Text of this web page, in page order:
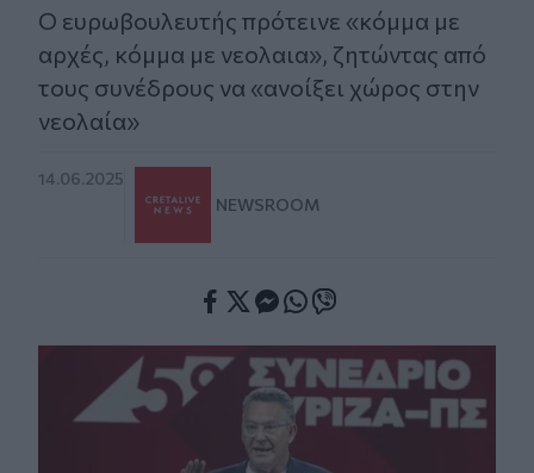
Ο ευρωβουλευτής πρότεινε «κόμμα με
αρχές, κόμμα με νεολαια», ζητώντας από
τους συνέδρους να «ανοίξει χώρος στην
νεολαία»
14.06.2025
NEWSROOM